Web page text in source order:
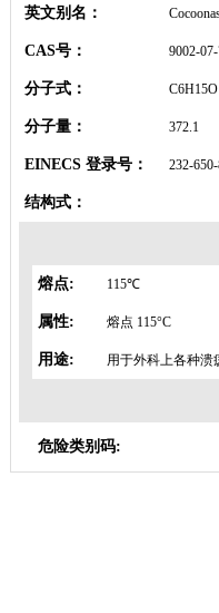
英文别名：
CAS号： 9002-
分子式：
分子量： 372.1
EINECS 登录号： 232-
结构式：
熔点: 115℃
属性: 熔点 115°C
用途: 用于外科上各种溃
危险类别码: